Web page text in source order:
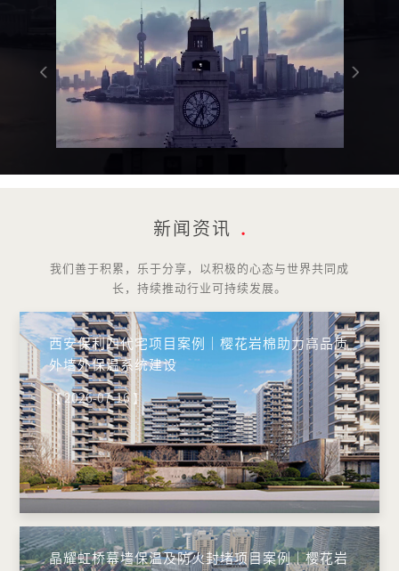
新闻资讯 .
我们善于积累，乐于分享，以积极的心态与世界共同成
长，持续推动行业可持续发展。
西安保利四代宅项目案例｜樱花岩棉助力高品质
外墙外保温系统建设
【 2026-07-16 】
晶耀虹桥幕墙保温及防火封堵项目案例｜樱花岩